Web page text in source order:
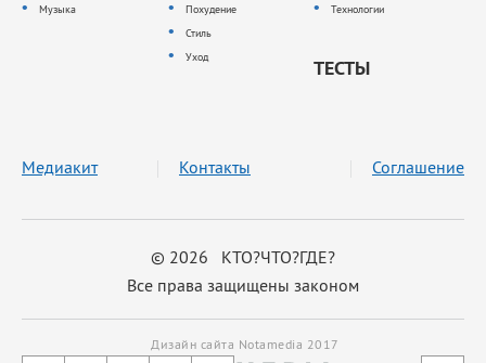
Музыка
Похудение
Стиль
Уход
Технологии
ТЕСТЫ
© 2026 КТО?ЧТО?ГДЕ?
Все права защищены законом
Медиакит Контакты Соглашение
Дизайн сайта Notamedia 2017